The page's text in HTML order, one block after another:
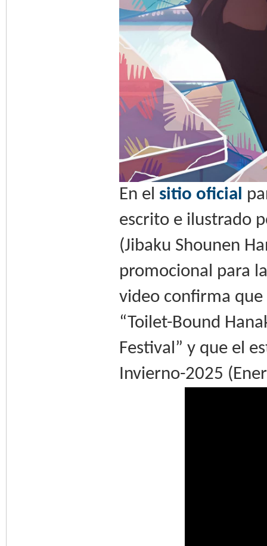
En el sitio oficial
escrito e ilustrado
(Jibaku Shounen
promocional para
video confirma
“Toilet-Bound
Festival” y que el
Invierno-2025